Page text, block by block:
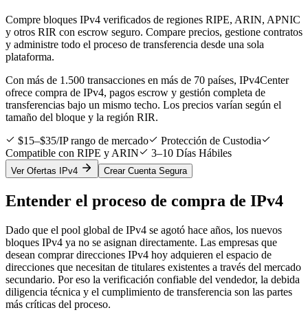
Compre bloques IPv4 verificados de regiones RIPE, ARIN, APNIC
y otros RIR con escrow seguro. Compare precios, gestione contratos
y administre todo el proceso de transferencia desde una sola
plataforma.
Con más de 1.500 transacciones en más de 70 países, IPv4Center
ofrece compra de IPv4, pagos escrow y gestión completa de
transferencias bajo un mismo techo. Los precios varían según el
tamaño del bloque y la región RIR.
$15–$35/IP rango de mercado
Protección de Custodia
Compatible con RIPE y ARIN
3–10 Días Hábiles
Ver Ofertas IPv4 Crear Cuenta Segura
Entender el proceso de compra de IPv4
Dado que el pool global de IPv4 se agotó hace años, los nuevos
bloques IPv4 ya no se asignan directamente. Las empresas que
desean comprar direcciones IPv4 hoy adquieren el espacio de
direcciones que necesitan de titulares existentes a través del mercado
secundario. Por eso la verificación confiable del vendedor, la debida
diligencia técnica y el cumplimiento de transferencia son las partes
más críticas del proceso.